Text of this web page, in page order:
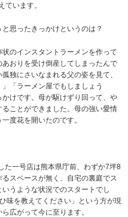
ています。
思ったきっかけというのは？
のインスタントラーメンを作って
おりを受け倒産してしまったんで
独にさいなまれる父の姿を見て、
「ラーメン屋でもしましょう
けです。母が駆けずり回って、や
ことができました。母の強い愛情
度花を開いたのです。
一号店は熊本県庁前、わずか7坪8
スペースが無く、自宅の裏庭でス
うような状況でのスタートでし
味を教えてください」という方が現
広がって今に至ります。